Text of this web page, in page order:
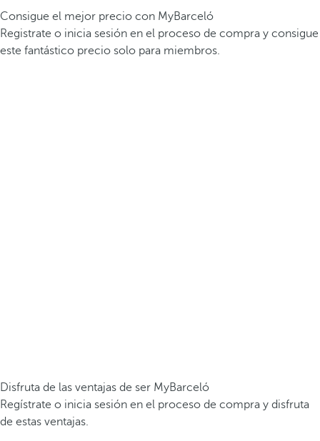
Consigue el mejor precio con MyBarceló
Registrate o inicia sesión en el proceso de compra y consigue
este fantástico precio solo para miembros.
Disfruta de las ventajas de ser MyBarceló
Regístrate o inicia sesión en el proceso de compra y disfruta
de estas ventajas.